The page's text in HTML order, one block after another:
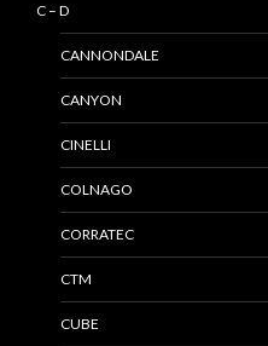
C – D
CANNONDALE
CANYON
CINELLI
COLNAGO
CORRATEC
CTM
CUBE